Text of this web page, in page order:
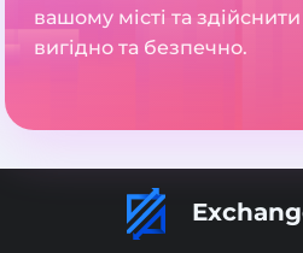
вашому місті та
вигідно та безпечно.